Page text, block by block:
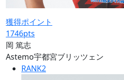
獲得ポイント
1746pts
岡 篤志
Astemo宇都宮ブリッツェン
RANK2